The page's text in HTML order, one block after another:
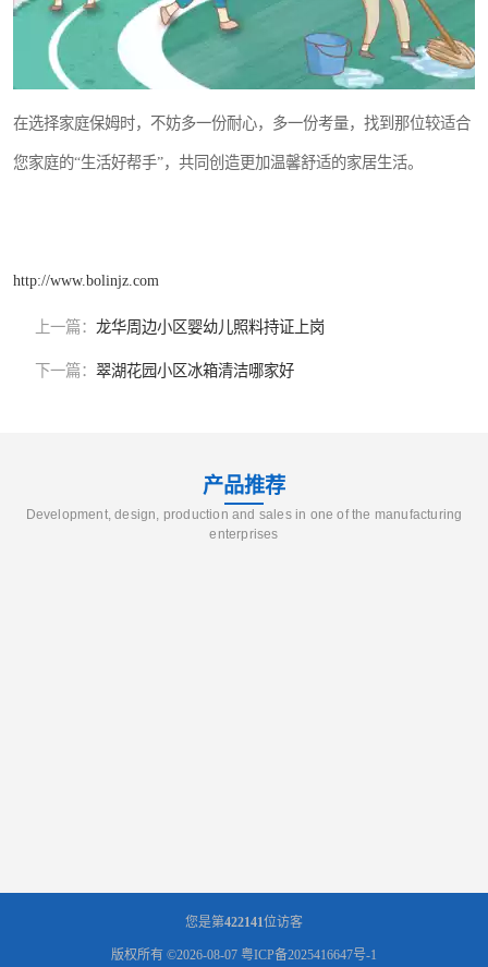
在选择家庭保姆时，不妨多一份耐心，多一份考量，找到那位较适合
您家庭的“生活好帮手”，共同创造更加温馨舒适的家居生活。
http://www.bolinjz.com
上一篇： 龙华周边小区婴幼儿照料持证上岗
下一篇： 翠湖花园小区冰箱清洁哪家好
产品推荐
Development, design, production and sales in one of the manufacturing
enterprises
您是第422141位访客
版权所有 ©2026-08-07 粤ICP备2025416647号-1